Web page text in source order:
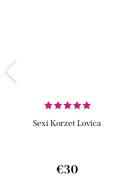
Sexi Korzet Lovica
€30